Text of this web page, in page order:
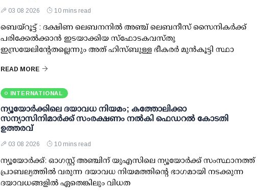
03 08 2026 10 mins read
ബെയ്റൂട്ട് : ദക്ഷിണ ലെബനനിൽ അഞ്ച് ലെബനീസ് സൈനികർക്ക്
പരിക്കേൽക്കാൻ ഇടയാക്കിയ സ്‌ഫോടകവസ്തു
ഇസ്രയേലിന്റേതല്ലെന്നും അത് ഹിസ്ബുള്ള ഭീകരർ മുൻകൂട്ടി സ്ഥാ
READ MORE
INTERNATIONAL
ന്യൂയോർക്കിലെ ദയാവധ നിയമം; കത്തോലിക്കാ
സന്യാസിനിമാർക്ക് സംരക്ഷണം നൽകി ഫെഡറല്‍ കോടതി
ഉത്തരവ്
03 08 2026 10 mins read
ന്യൂയോർക്ക്: ഓഗസ്റ്റ് അഞ്ചിന് യുഎസിലെ ന്യൂയോർക്ക് സംസ്ഥാനത്ത്
പ്രാബല്യത്തിൽ വരുന്ന ദയാവധ നിയമത്തിന്റെ ഭാഗമായി നടക്കുന്ന
ദയാവധങ്ങളിൽ ഏതെങ്കിലും വിധത